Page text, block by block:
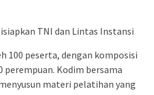
TNI dan Lintas Instansi
100 peserta, dengan komposisi
perempuan. Kodim bersama
materi pelatihan yang